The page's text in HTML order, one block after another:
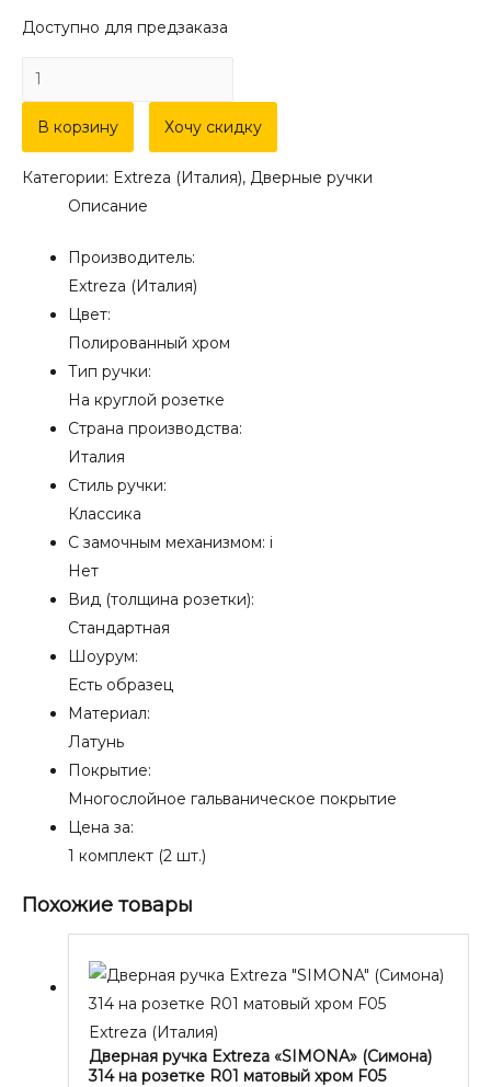
Доступно для предзаказа
Количество
товара
Дверная
ручка
Extreza
"VIGO"
розетке
полированный
В корзину Хочу скидку
Категории: Extreza (Италия), Дверные ручки
Описание
Производитель:
Extreza (Италия)
Цвет:
Полированный хром
Тип ручки:
На круглой розетке
Страна производства:
Италия
Стиль ручки:
Классика
С замочным механизмом: i
Нет
Вид (толщина розетки):
Стандартная
Шоурум:
Есть образец
Материал:
Латунь
Покрытие:
Многослойное гальваническое покрытие
Цена за:
1 комплект (2 шт.)
Похожие товары
Extreza (Италия)
Дверная ручка Extreza «SIMONA» (Симона)
314 на розетке R01 матовый хром F05